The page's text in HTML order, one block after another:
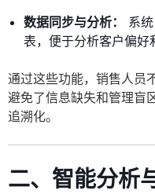
数据同步与分析：
系
表，便于分析客户偏好
通过这些功能，销售人员
避免了信息缺失和管理盲
追溯化。
二、智能分析